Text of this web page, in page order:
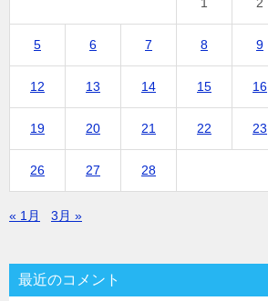
1 2
5 6 7 8 9
12 13 14 15 16
19 20 21 22 23
26 27 28
« 1月 3月 »
最近のコメント